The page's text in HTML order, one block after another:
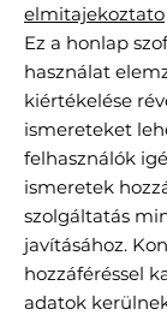
elmitajekoztato
Ez a honlap
használat
kiértékelése
ismereteket
felhasználók
ismeretek
szolgáltatás
javításához.
hozzáféréssel
adatok